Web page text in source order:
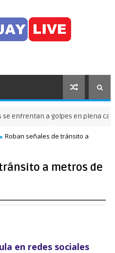
a golpes en plena calle
Roban señales de tránsito a
a metros de
en redes sociales